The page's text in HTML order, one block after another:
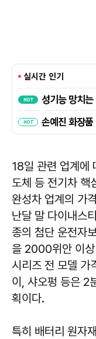
18일 관련 업계에
도체 등 전기차 핵
완성차 업계의 가
난달 말 다이내스
종의 첨단 운전자
을 2000위안 이
시리즈 전 모델
이, 샤오펑 등은 2
획이다.
특히 배터리 원자